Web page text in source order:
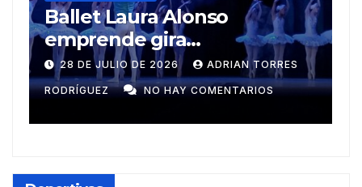
Alonso
gira
2026 ADRIAN TORRES
NO HAY COMENTARIOS
ACONTECER CULTURAL
Muñecos y
9 DE JULIO DE 2026
GUZMÁN NO HAY